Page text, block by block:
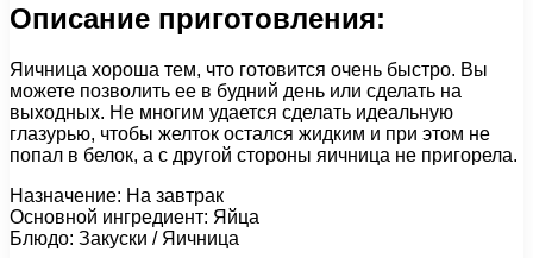
Описание приготовления:
Яичница хороша тем, что готовится очень быстро. Вы
можете позволить ее в будний день или сделать на
выходных. Не многим удается сделать идеальную
глазурью, чтобы желток остался жидким и при этом не
попал в белок, а с другой стороны яичница не пригорела.
Назначение: На завтрак
Основной ингредиент: Яйца
Блюдо: Закуски / Яичница